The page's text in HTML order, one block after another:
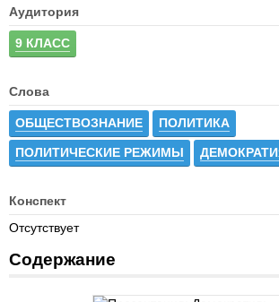
Аудитория
9 КЛАСС
Слова
ОБЩЕСТВОЗНАНИЕ ПОЛИТИКА
ПОЛИТИЧЕСКИЕ РЕЖИМЫ
Конспект
Отсутствует
Содержание